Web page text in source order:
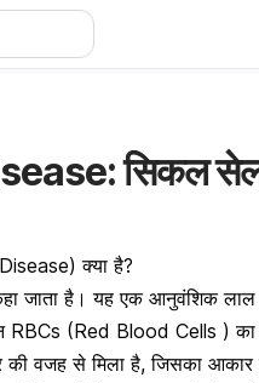
सिकल सेल
क्या है?
जाता है। यह एक आनुवंशिक लाल
RBCs (Red Blood Cells )
की वजह से मिला है, जिसका